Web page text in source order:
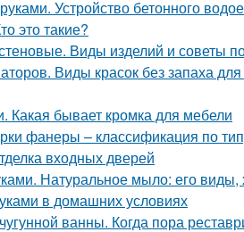
Устройство бетонного
это такие?
Виды изделий и советы
Виды красок без запаха
Какая бывает кромка для мебели
фанеры – классификация по
входных дверей
Натуральное мыло: его виды,
в домашних условиях
ванны. Когда пора